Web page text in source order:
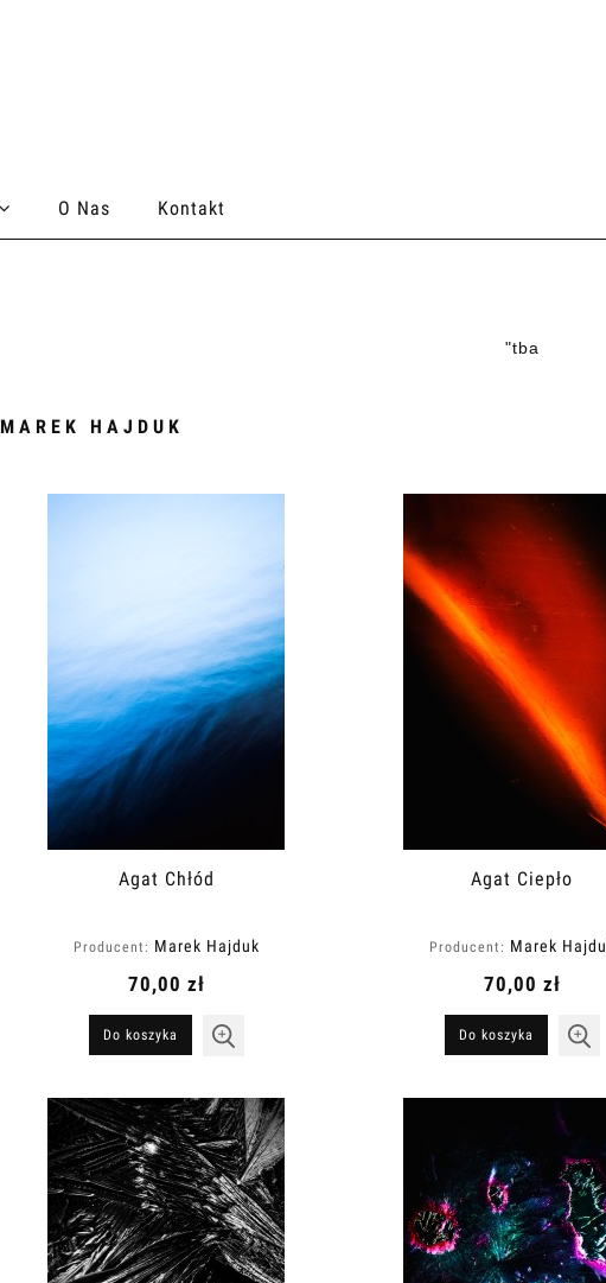
O Nas Kontakt
"tba
MAREK HAJDUK
Agat Chłód
Producent: Marek Hajduk
70,00 zł
Do koszyka
Agat Ciepło
Producent: Marek
70,00 zł
Do koszyka